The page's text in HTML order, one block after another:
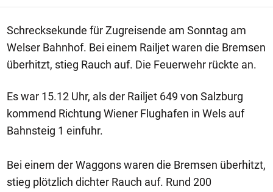
Schrecksekunde für Zugreisende am Sonntag am
Welser Bahnhof. Bei einem Railjet waren die Bremsen
überhitzt, stieg Rauch auf. Die Feuerwehr rückte an.
Es war 15.12 Uhr, als der Railjet 649 von Salzburg
kommend Richtung Wiener Flughafen in Wels auf
Bahnsteig 1 einfuhr.
Bei einem der Waggons waren die Bremsen überhitzt,
stieg plötzlich dichter Rauch auf. Rund 200